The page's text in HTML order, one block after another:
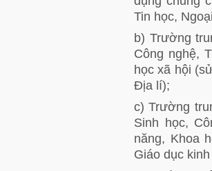
Tin học,
b) Trường
Công nghệ,
học xã hội
Địa lí);
c) Trường
Sinh học,
năng, Khoa
Giáo dục